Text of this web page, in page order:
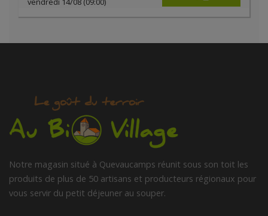
Notre magasin situé à Quevaucamps réunit sous son toit les
produits de plus de 50 artisans et producteurs régionaux pour
vous servir du petit déjeuner au souper.